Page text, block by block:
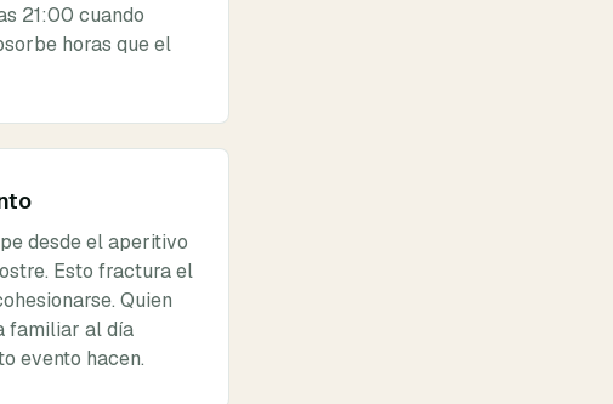
21:00 cuando
horas que el
desde el aperitivo
Esto fractura el
Quien
familiar al día
evento hacen.